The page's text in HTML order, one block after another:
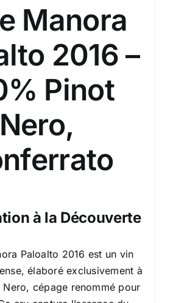
Manora
2016 –
Pinot
Nero,
à la Découverte
Paloalto 2016 est un vin
élaboré exclusivement à
cépage renommé pour